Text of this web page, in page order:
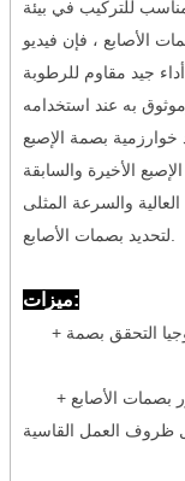
للتركيب في بيئة
الأصابع ، فإن فيديو
جيد مقاوم للرطوبة
به عند استخدامه
خوارزمية بصمة الإصبع
الأخيرة والسابقة
والسرعة المثلى
ميزات:
التحقق بصمة
+ يمكن لأجهزة الاستشعار القوية التقاط صور بصمات الأصابع
ظروف العمل القاسية